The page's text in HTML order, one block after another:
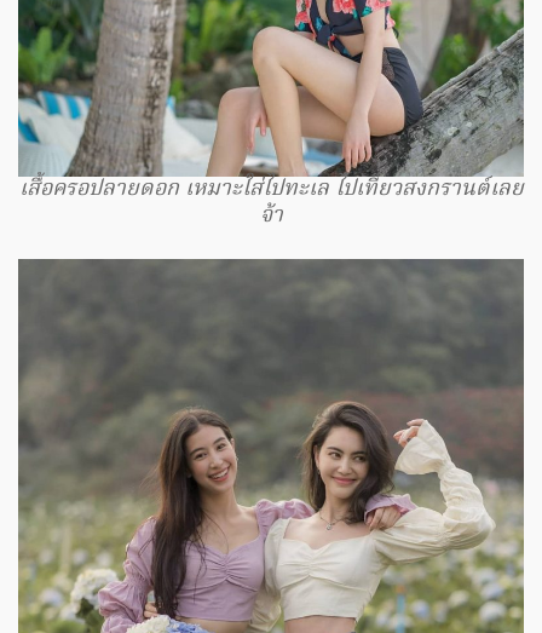
เสื้อครอปลายดอก เหมาะใส่ไปทะเล ไปเที่ยวสงกรานต์เลย
จ้า